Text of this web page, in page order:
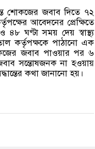
শোকজের জবাব দিতে ৭২
আবেদনের প্রেক্ষিতে
৪৮ ঘণ্টা সময় দেয় স্বাস্থ্য
কর্তৃপক্ষকে পাঠানো এক
জবাব পাওয়ার পর ৬
সন্তোষজনক না হওয়ায়
কথা জানানো হয়।